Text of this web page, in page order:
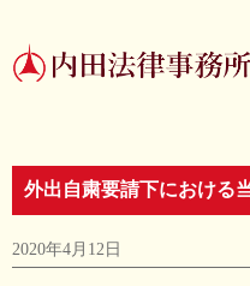
外出自粛要請下における
2020年4月12日